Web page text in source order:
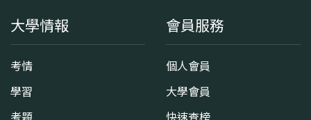
大學情報
考情
學習
考題
會員服務
個人會員
大學會員
快速查榜